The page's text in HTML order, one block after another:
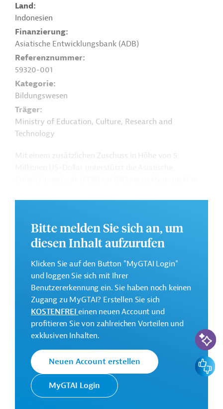
Land
Indonesien
Finanzierung
Asiatische Entwicklungsbank (ADB)
Referenznummer
59320-001
Kategorie
Bildungswesen
Träger
Ministry of Education, Culture, Research and
Technology
Mit einem zusätzlichen Zuschuss in Höhe von 5
Ziel des Projekts ist es, die Forschung zu Batterie- und
Energiespeichertechnologien und die Entwicklung und
Bandung Institute of Technology zu fördern.
Weitere Informationen zu dem Entwicklungsprojekt
finden Sie auf der Webseite der ADB
GTAI informiert über dieADB: Schwerpunkte,
Regularien und praktische Hinweise zur
Geschäftsanbahnung.
Geberbeitrag:
5 Millionen US-Dollar (Zuschuss)
Kontaktadressen
Bitte melden Sie sich an, um
diesen Inhalt aufzurufen
Klicken Sie auf den Button "MyGTAI Login"
und loggen Sie sich mit Ihrer
Benutzererkennung ein. Sie haben noch keinen
Zugang zu MyGTAI? Erstellen Sie sich
KOSTENFREIeinen neuen Account und
profitieren Sie von zahlreichen Vorteilen und
exklusiven Inhalten.
Neuen Account erstellen
MyGTAI Login
KI-